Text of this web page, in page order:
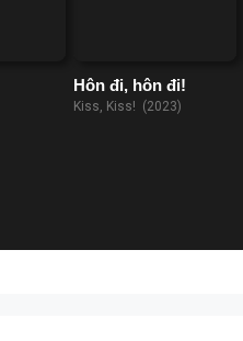
Hôn đi, hôn đi!
Kiss, Kiss! (2023)